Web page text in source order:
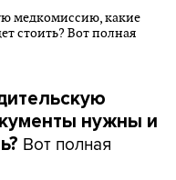
нужны и
Вот полная